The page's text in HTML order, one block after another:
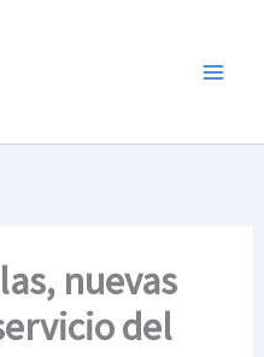
nuevas
del